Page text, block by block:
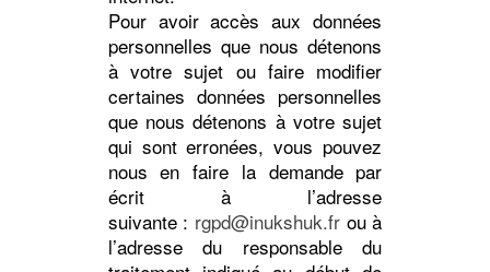
Pour avoir accès aux données
personnelles que nous détenons
à votre sujet ou faire modifier
certaines données personnelles
que nous détenons à votre sujet
qui sont erronées, vous pouvez
nous en faire la demande par
écrit à l’adresse
suivante : rgpd@inukshuk.frou à
l’adresse du responsable du